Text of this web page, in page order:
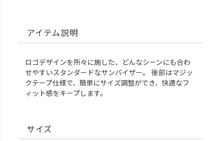
アイテム説明
ロゴデザインを所々に施した、どんなシーンにも合わ
せやすいスタンダードなサンバイザー。 後部はマジッ
クテープ仕様で、簡単にサイズ調整ができ、快適なフ
ィット感をキープします。
サイズ